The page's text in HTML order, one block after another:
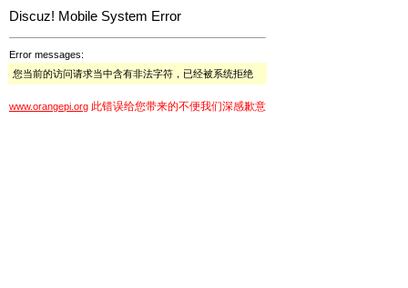
Discuz! Mobile System Error
Error messages:
您当前的访问请求当中含有非法字符，已经被系统拒绝
www.orangepi.org 此错误给您带来的不便我们深感歉意